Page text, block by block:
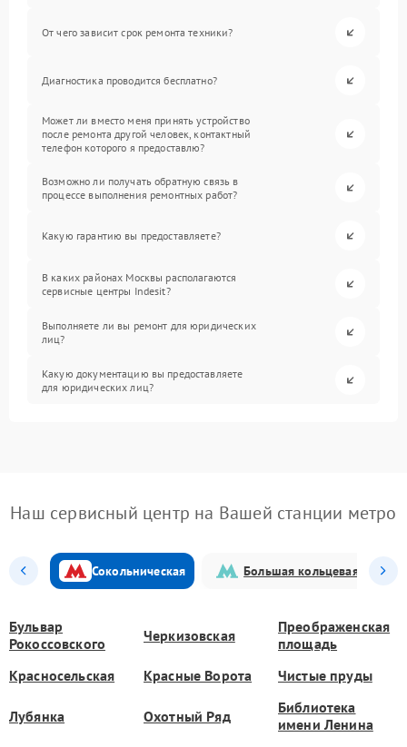
От чего зависит срок ремонта техники?
Диагностика проводится бесплатно?
Может ли вместо меня принять устройство
после ремонта другой человек, контактный
телефон которого я предоставлю?
Возможно ли получать обратную связь в
процессе выполнения ремонтных работ?
Какую гарантию вы предоставляете?
В каких районах Москвы располагаются
сервисные центры Indesit?
Выполняете ли вы ремонт для юридических
лиц?
Какую документацию вы предоставляете
для юридических лиц?
Наш сервисный центр на Вашей станции метро
Сокольническая Большая кольцевая
Бульвар
Рокоссовского
Черкизовская
Преображенская
площадь
Красносельская
Красные Ворота Чистые пруды
Лубянка Охотный Ряд
Библиотека
имени Ленина